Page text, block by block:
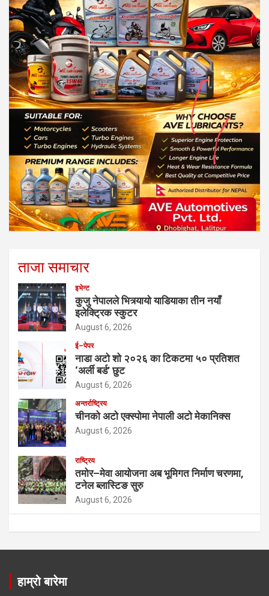
ताजा समाचार
इभेन्ट
कुजु नेपालले भित्र्यायो याडियाका तीन नयाँ
इलेक्ट्रिक स्कुटर
August 6, 2026
ई–पेपर
नाडा अटो शो २०२६ का टिकटमा ५० प्रतिशत
‘अर्ली बर्ड’ छुट
August 6, 2026
अन्तर्राष्ट्रिय
चीनको अटो एक्स्पोमा नेपाली अटो मेकानिक्स
August 6, 2026
राष्ट्रिय
तमोर–मेवा आयोजना अब भूमिगत निर्माण चरणमा,
टनेल ब्लास्टिङ सुरु
August 6, 2026
हाम्रो बारेमा